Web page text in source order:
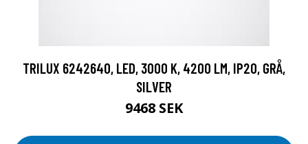
TRILUX 6242640, LED, 3000 K, 4200 LM, IP20, GRÅ,
SILVER
9468 SEK